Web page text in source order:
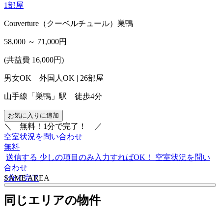
1部屋
Couverture（クーベルチュール）巣鴨
58,000 ～ 71,000円
(共益費 16,000円)
男女OK 外国人OK | 26部屋
山手線「巣鴨」駅 徒歩4分
お気に入りに追加
＼ 無料！1分で完了！
／
空室状況を問い合わせ
無料
送信する 少しの項目のみ入力すればOK！
空室状況を問い
合わせ
1分で完了
SAME AREA
同じエリアの物件